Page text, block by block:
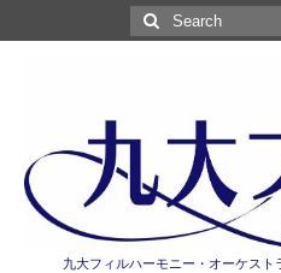
Search
for:
九大フィルハーモニー・オーケスト